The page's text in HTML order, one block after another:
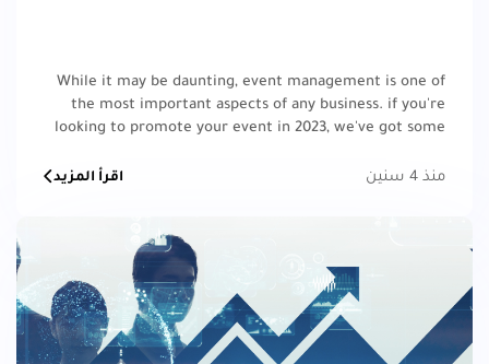
While it may be daunting, event management is one of
the most important aspects of any business. if you're
looking to promote your event in 2023, we've got some
منذ 4 سنين
اقرأ المزيد